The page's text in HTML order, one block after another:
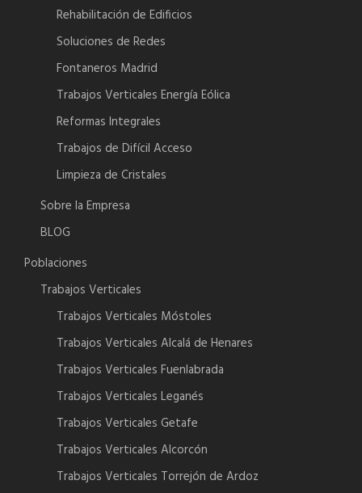
Rehabilitación de Edificios
Soluciones de Redes
Fontaneros Madrid
Trabajos Verticales Energía Eólica
Reformas Integrales
Trabajos de Difícil Acceso
Limpieza de Cristales
Sobre la Empresa
BLOG
Poblaciones
Trabajos Verticales
Trabajos Verticales Móstoles
Trabajos Verticales Alcalá de Henares
Trabajos Verticales Fuenlabrada
Trabajos Verticales Leganés
Trabajos Verticales Getafe
Trabajos Verticales Alcorcón
Trabajos Verticales Torrejón de Ardoz